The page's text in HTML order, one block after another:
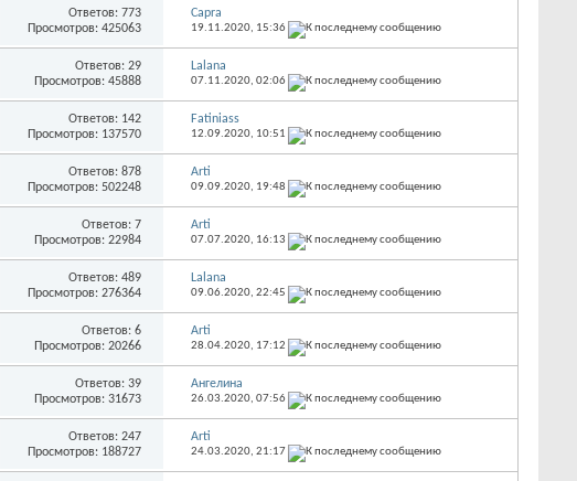
Ответов: 773
Просмотров: 425063
Capra
19.11.2020, 15:36
Ответов: 29
Просмотров: 45888
Lalana
07.11.2020, 02:06
Ответов: 142
Просмотров: 137570
Fatiniass
12.09.2020, 10:51
Ответов: 878
Просмотров: 502248
Arti
09.09.2020, 19:48
Ответов: 7
Просмотров: 22984
Arti
07.07.2020, 16:13
Ответов: 489
Просмотров: 276364
Lalana
09.06.2020, 22:45
Ответов: 6
Просмотров: 20266
Arti
28.04.2020, 17:12
Ответов: 39
Просмотров: 31673
Ангелина
26.03.2020, 07:56
Ответов: 247
Просмотров: 188727
Arti
24.03.2020, 21:17